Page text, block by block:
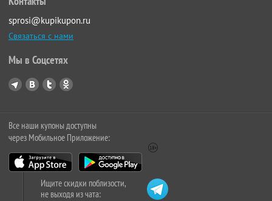
sprosi@kupikupon.ru
Связаться с нами
Мы в Соцсетях
Все наши купоны доступны
через Мобильное Приложение:
Ищите скидки поблизости,
не выходя из чата: